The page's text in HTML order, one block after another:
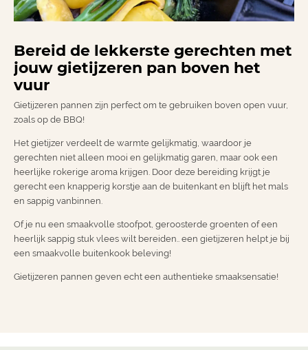
Bereid de lekkerste gerechten met
jouw gietijzeren pan boven het
vuur
Gietijzeren pannen zijn perfect om te gebruiken boven open vuur,
zoals op de BBQ!
Het gietijzer verdeelt de warmte gelijkmatig, waardoor je
gerechten niet alleen mooi en gelijkmatig garen, maar ook een
heerlijke rokerige aroma krijgen. Door deze bereiding krijgt je
gerecht een knapperig korstje aan de buitenkant en blijft het mals
en sappig vanbinnen.
Of je nu een smaakvolle stoofpot, geroosterde groenten of een
heerlijk sappig stuk vlees wilt bereiden.. een gietijzeren helpt je bij
een smaakvolle buitenkook beleving!
Gietijzeren pannen geven echt een authentieke smaaksensatie!